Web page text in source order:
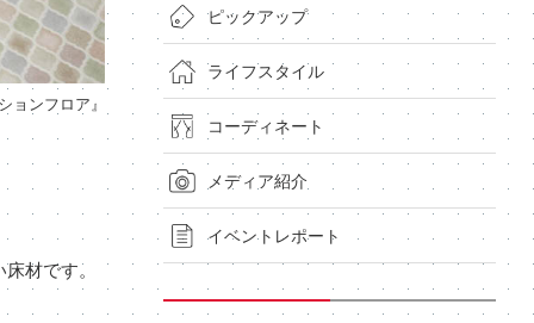
ョンフロア』
材です。
ピックアップ
ライフスタイル
コーディネート
メディア紹介
イベントレポート